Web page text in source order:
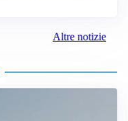
Altre notizie